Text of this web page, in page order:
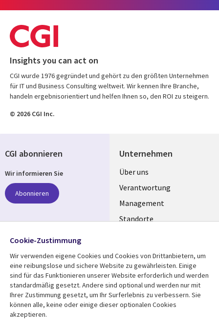
Insights you can act on
CGI wurde 1976 gegründet und gehört zu den größten Unternehmen
für IT und Business Consulting weltweit. Wir kennen Ihre Branche,
handeln ergebnisorientiert und helfen Ihnen so, den ROI zu steigern.
© 2026 CGI Inc.
Unternehmen
Useful
links
GERMANY
Über uns
Verantwortung
Management
Standorte
Mediathek
Library
Aktuelles
Rechtliches
CGI abonnieren
Wir informieren Sie
Abonnieren
Folgen Sie uns
Social
Media
GERMANY
Cookie-Zustimmung
Wir verwenden eigene Cookies und Cookies von Drittanbietern, um
eine reibungslose und sichere Website zu gewährleisten. Einige
sind für das Funktionieren unserer Website erforderlich und werden
standardmäßig gesetzt. Andere sind optional und werden nur mit
Ihrer Zustimmung gesetzt, um Ihr Surferlebnis zu verbessern. Sie
können alle, keine oder einige dieser optionalen Cookies
akzeptieren.